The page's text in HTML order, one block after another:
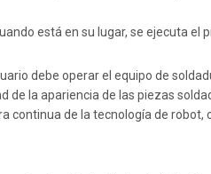
está en su lugar, se ejecuta el
debe operar el equipo de
la apariencia de las piezas
continua de la tecnología de